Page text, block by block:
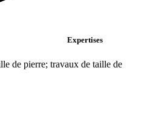
Expertises
de pierre; travaux de taille de